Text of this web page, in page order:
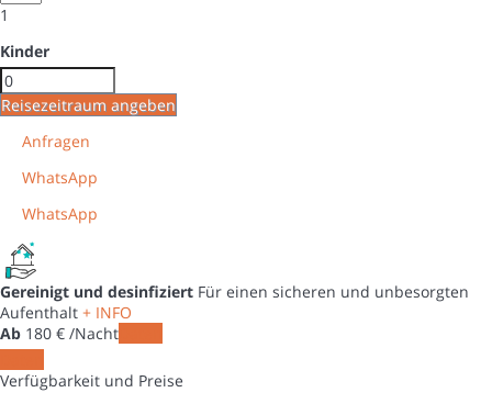
1
Kinder
Reisezeitraum angeben
Anfragen
WhatsApp
WhatsApp
Gereinigt und desinfiziert Für einen sicheren und unbesorgten
Aufenthalt + INFO
Ab 180 € /Nacht
Verfügbarkeit und Preise